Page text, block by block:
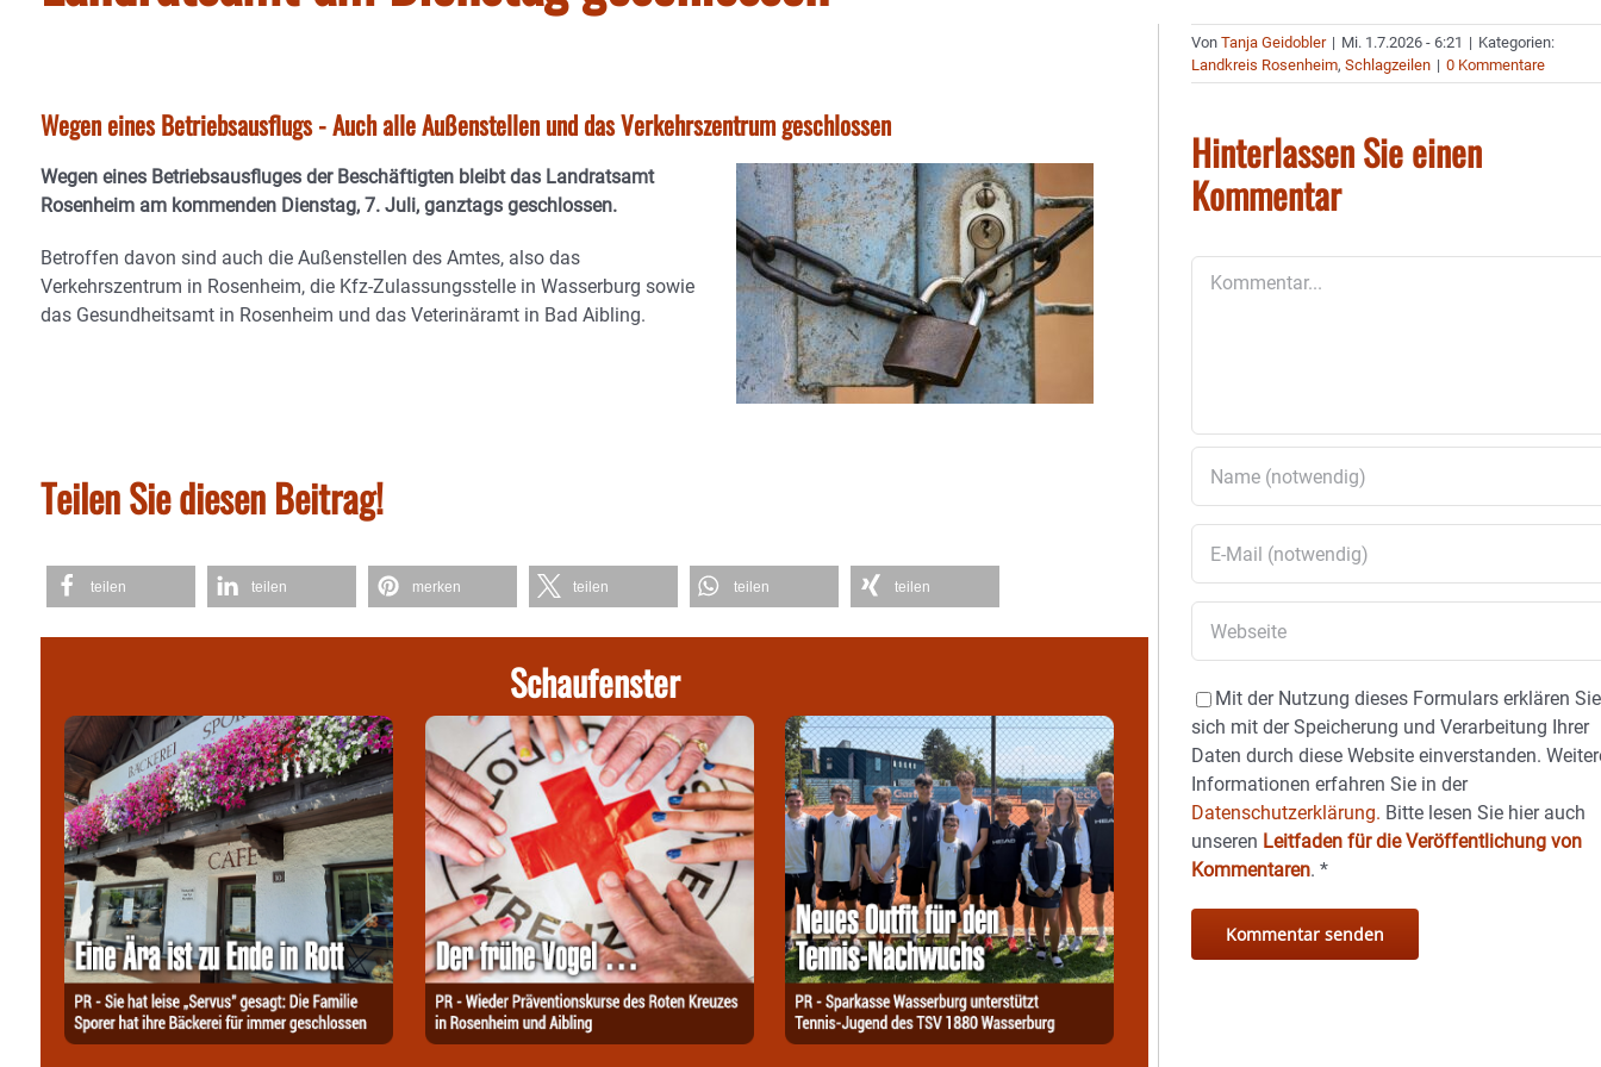
Wegen eines Betriebsausflugs - Auch alle Außenstellen und das Verkehrszentrum geschlossen
Wegen eines Betriebsausfluges der Beschäftigten bleibt das Landratsamt
Rosenheim am kommenden Dienstag, 7. Juli, ganztags geschlossen.
Betroffen davon sind auch die Außenstellen des Amtes, also das
Verkehrszentrum in Rosenheim, die Kfz-Zulassungsstelle in Wasserburg sowie
das Gesundheitsamt in Rosenheim und das Veterinäramt in Bad Aibling.
Teilen Sie diesen Beitrag!
teilen teilen merken teilen teilen teilen
Schaufenster
VonTanja Geidobler | Mi. 1.7.2026 - 6:21 | Kategorien:
Landkreis Rosenheim,Schlagzeilen | 0 Kommentare
Hinterlassen Sie einen
Kommentar
Mit der Nutzung dieses Formulars erklären Sie
sich mit der Speicherung und Verarbeitung Ihrer
Daten durch diese Website einverstanden.
Informationen erfahren Sie in der
Datenschutzerklärung. Bitte lesen Sie hier auch
unseren Leitfaden für die Veröffentlichung von
Kommentaren.*